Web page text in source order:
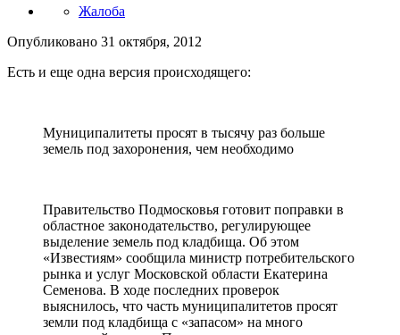
Жалоба
Опубликовано 31 октября, 2012
Есть и еще одна версия происходящего:
Муниципалитеты просят в тысячу раз больше
земель под захоронения, чем необходимо
Правительство Подмосковья готовит поправки в
областное законодательство, регулирующее
выделение земель под кладбища. Об этом
«Известиям» сообщила министр потребительского
рынка и услуг Московской области Екатерина
Семенова. В ходе последних проверок
выяснилось, что часть муниципалитетов просят
земли под кладбища с «запасом» на много